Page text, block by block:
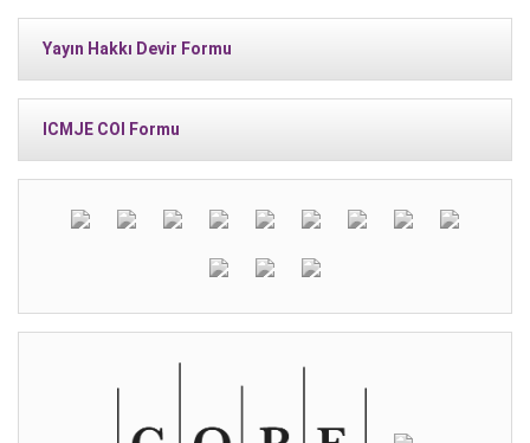
Yayın Hakkı Devir Formu
ICMJE COI Formu